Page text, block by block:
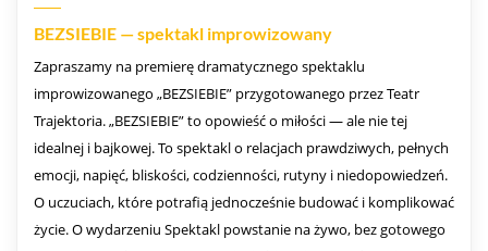
BEZSIEBIE — spektakl improwizowany
Zapraszamy na premierę dramatycznego spektaklu
improwizowanego „BEZSIEBIE” przygotowanego przez Teatr
Trajektoria. „BEZSIEBIE” to opowieść o miłości — ale nie tej
idealnej i bajkowej. To spektakl o relacjach prawdziwych, pełnych
emocji, napięć, bliskości, codzienności, rutyny i niedopowiedzeń.
O uczuciach, które potrafią jednocześnie budować i komplikować
życie. O wydarzeniu Spektakl powstanie na żywo, bez gotowego